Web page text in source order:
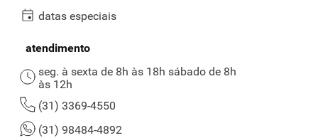
datas especiais
atendimento
seg. à sexta de 8h às 18h sábado de 8h
às 12h
(31) 3369-4550
(31) 98484-4892